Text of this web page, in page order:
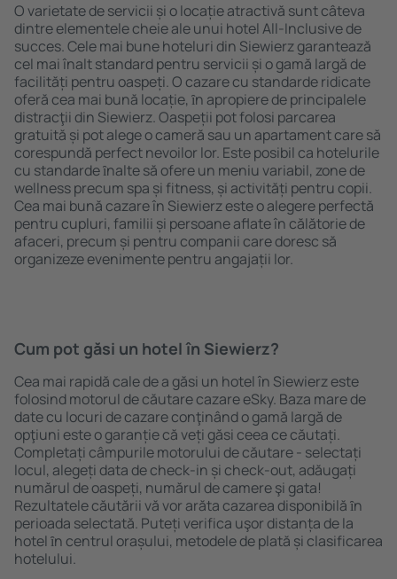
O varietate de servicii și o locație atractivă sunt câteva
dintre elementele cheie ale unui hotel All-Inclusive de
succes. Cele mai bune hoteluri din Siewierz garantează
cel mai înalt standard pentru servicii și o gamă largă de
facilități pentru oaspeți. O cazare cu standarde ridicate
oferă cea mai bună locație, ȋn apropiere de principalele
distracţii din Siewierz. Oaspeții pot folosi parcarea
gratuită și pot alege o cameră sau un apartament care să
corespundă perfect nevoilor lor. Este posibil ca hotelurile
cu standarde ȋnalte să ofere un meniu variabil, zone de
wellness precum spa și fitness, și activități pentru copii.
Cea mai bună cazare în Siewierz este o alegere perfectă
pentru cupluri, familii și persoane aflate în călătorie de
afaceri, precum și pentru companii care doresc să
organizeze evenimente pentru angajații lor.
Cum pot găsi un hotel în Siewierz?
Cea mai rapidă cale de a găsi un hotel în Siewierz este
folosind motorul de căutare cazare eSky. Baza mare de
date cu locuri de cazare conţinând o gamă largă de
opţiuni este o garanție că veți găsi ceea ce căutați.
Completați câmpurile motorului de căutare - selectați
locul, alegeți data de check-in și check-out, adăugați
numărul de oaspeți, numărul de camere şi gata!
Rezultatele căutării vă vor arăta cazarea disponibilă ȋn
perioada selectată. Puteți verifica uşor distanța de la
hotel ȋn centrul orașului, metodele de plată și clasificarea
hotelului.